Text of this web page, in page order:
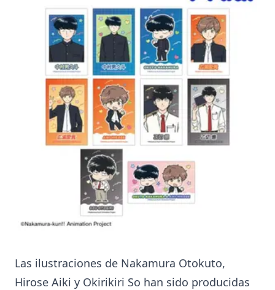
Las ilustraciones de Nakamura Otokuto,
Hirose Aiki y Okirikiri So han sido producidas